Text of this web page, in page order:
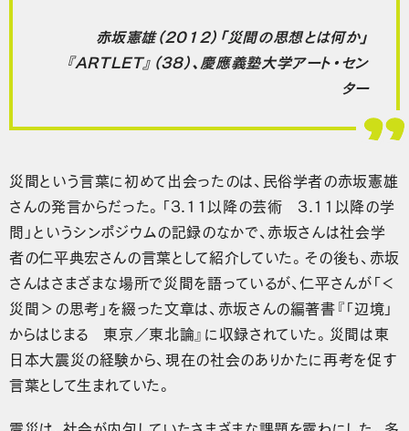
赤坂憲雄（2012）「災間の思想とは何か」
『ARTLET』（38）、慶應義塾大学アート・セン
ター
災間という言葉に初めて出会ったのは、民俗学者の赤坂憲雄
さんの発言からだった。「3.11以降の芸術 3.11以降の学
問」というシンポジウムの記録のなかで、赤坂さんは社会学
者の仁平典宏さんの言葉として紹介していた。その後も、赤坂
さんはさまざまな場所で災間を語っているが、仁平さんが「＜
災間＞の思考」を綴った文章は、赤坂さんの編著書『「辺境」
からはじまる 東京／東北論』に収録されていた。災間は東
日本大震災の経験から、現在の社会のありかたに再考を促す
言葉として生まれていた。